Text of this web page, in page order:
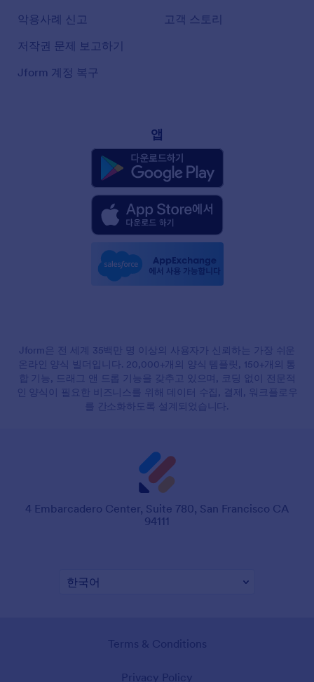
악용사례 신고
저작권 문제 보고하기
Jform 계정 복구
고객 스토리
앱
Jform은 전 세계 35백만 명 이상의 사용자가 신뢰하는 가장 쉬운
온라인 양식 빌더입니다. 20,000+개의 양식 템플릿, 150+개의 통
합 기능, 드래그 앤 드롭 기능을 갖추고 있으며, 코딩 없이 전문적
인 양식이 필요한 비즈니스를 위해 데이터 수집, 결제, 워크플로우
를 간소화하도록 설계되었습니다.
4 Embarcadero Center, Suite 780, San Francisco CA
94111
Terms & Conditions
Privacy Policy